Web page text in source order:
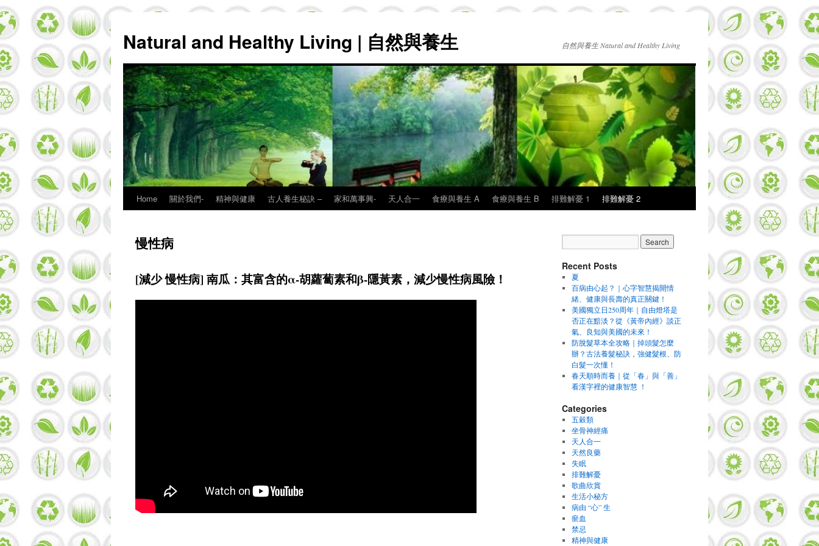
Natural and Healthy Living | 自然與養生 自然與養生 Natural and Healthy Living
Skip
content
Home 關於我們- 精神與健康 古人養生秘訣 – 家和萬事興- 天人合一 食療與養生 A 食療與養生 B 排難解憂 1 排難解憂 2
慢性病
[減少 慢性病] 南瓜：其富含的α-胡蘿蔔素和β-隱黃素，減少慢性病風險！
Recent Posts
夏
百病由心起？｜心字智慧揭開情
緒、健康與長壽的真正關鍵！
美國獨立日250周年｜自由燈塔是
否正在黯淡？從《黃帝內經》談正
氣、良知與美國的未來！
防脫髮草本全攻略｜掉頭髮怎麼
辦？古法養髮秘訣，強健髮根、防
白髮一次懂！
春天順時而養｜從「春」與「善」
看漢字裡的健康智慧 ！
Categories
五穀類
坐骨神經痛
天人合一
天然良藥
失眠
排難解憂
歌曲欣賞
生活小秘方
病由 “心” 生
瘀血
禁忌
精神與健康